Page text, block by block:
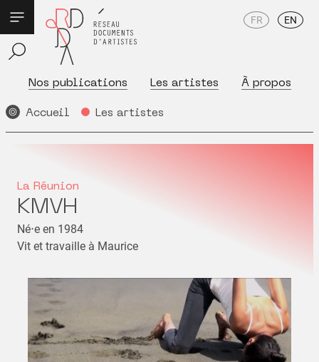
Nos publications Les artistes À propos
FR EN
Accueil Les artistes
La Réunion
KMVH
Né⋅e en 1984
Vit et travaille à Maurice